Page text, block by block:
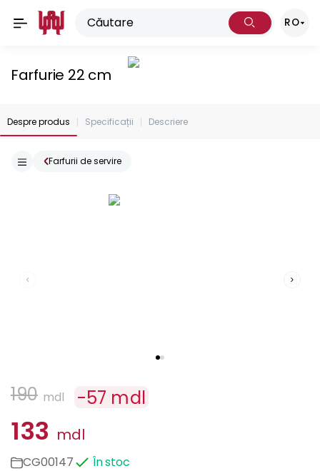
RO
Farfurie 22 cm
Despre produs Specificații Descriere
Farfurii de servire
190 mdl -57 mdl
133 mdl
CG00147 În stoc